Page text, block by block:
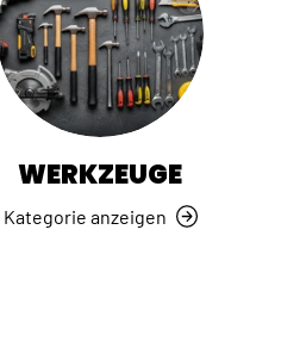
WERKZEUGE
Kategorie anzeigen